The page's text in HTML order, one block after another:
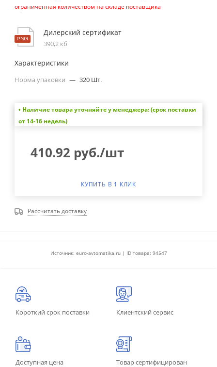
ограниченная количеством на складе поставщика
Дилерский сертификат
390,2 кб
Характеристики
Норма упаковки — 320 Шт.
• Наличие товара уточняйте у менеджера: (срок поставки
от 14-16 недель)
410.92 руб./шт
КУПИТЬ В 1 КЛИК
Рассчитать доставку
Источник: euro-avtomatika.ru | ID товара: 94547
Короткий срок поставки Клиентский сервис
Доступная цена Товар сертифицирован